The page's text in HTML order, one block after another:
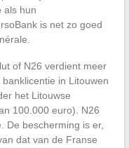
als hun
is net zo goed
of N26 verdient meer
in Litouwen
het Litouwse
100.000 euro). N26
De bescherming is er,
dat van de Franse